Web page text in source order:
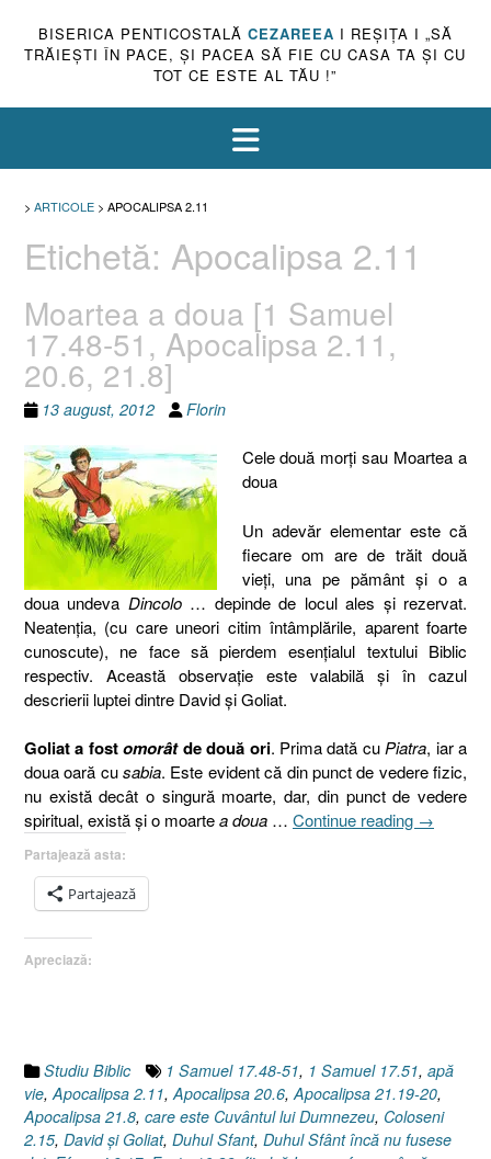
BISERICA PENTICOSTALĂ CEZAREEA I REŞIŢA I „SĂ
TRĂIEŞTI ÎN PACE, ŞI PACEA SĂ FIE CU CASA TA ŞI CU
TOT CE ESTE AL TĂU !”
> ARTICOLE > APOCALIPSA 2.11
Etichetă: Apocalipsa 2.11
Moartea a doua [1 Samuel
17.48-51, Apocalipsa 2.11,
20.6, 21.8]
13 august, 2012 Florin
Cele două morţi sau Moartea a
doua
Un adevăr elementar este că
fiecare om are de trăit două
vieţi, una pe pământ şi o a
doua undeva Dincolo… depinde de locul ales şi rezervat.
Neatenţia, (cu care uneori citim întâmplările, aparent foarte
cunoscute), ne face să pierdem esenţialul textului Biblic
respectiv. Această observaţie este valabilă şi în cazul
descrierii luptei dintre David şi Goliat.
Goliat a fostomorâtde două ori. Prima dată cu Piatra, iar a
doua oară cusabia. Este evident că din punct de vedere fizic,
nu există decât o singură moarte, dar, din punct de vedere
spiritual, există şi o moartea doua … Continue reading „Moartea
21.8]”
→
Partajează asta:
Partajează
Apreciază:
Studiu Biblic 1 Samuel 17.48-51, 1 Samuel 17.51, apă
vie,Apocalipsa 2.11,Apocalipsa 20.6,Apocalipsa 21.19-20,
Apocalipsa 21.8, care este Cuvântul lui Dumnezeu, Coloseni
2.15, David şi Goliat, Duhul Sfant, Duhul Sfânt încă nu fusese